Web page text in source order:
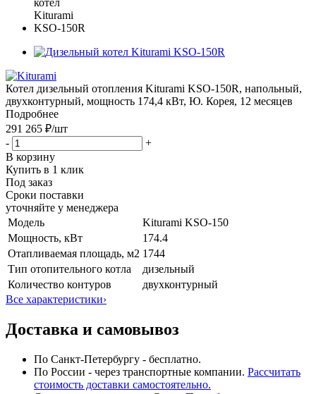
Котел дизельный отопления Kiturami KSO-150R, напольный,
двухконтурный, мощность 174,4 кВт, Ю. Корея, 12 месяцев
Подробнее
291 265 ₽/шт
-
+
В корзину
Купить в 1 клик
Под заказ
Сроки поставки
уточняйте у менеджера
Модель
Kiturami KSO-150
Мощность, кВт
174.4
Отапливаемая площадь, м2 1744
Тип отопительного котла
дизельный
Количество контуров
двухконтурный
Все характеристики›
Доставка и самовывоз
По Санкт-Петербургу - бесплатно.
По России - через транспортные компании. Рассчитать
стоимость доставки самостоятельно.